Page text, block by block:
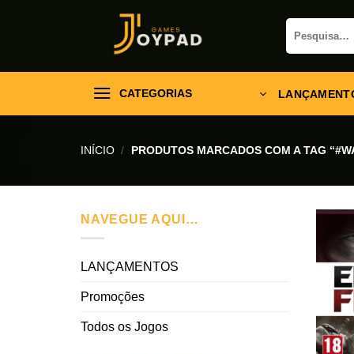
Pesquisar
por:
CATEGORIAS
INÍCIO / PRODUTOS MARCADOS COM A TAG
NAVEGUE AQUI…
LANÇAMENTOS
Promoções
Todos os Jogos